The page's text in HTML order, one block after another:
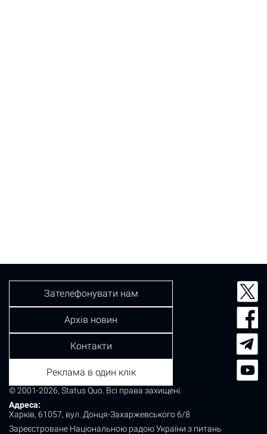
© 2001-2026, Status Quo. Всі права захищені.
Адреса:
Харків, 61057, вул. Донця-Захаржевського 6/8
Зареєстроване Національною радою України з питань
Зателефонувати нам
Архів новин
Контакти
Реклама в один клік